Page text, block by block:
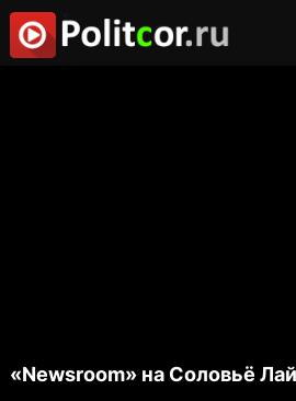
«Newsroom» на Соловьё